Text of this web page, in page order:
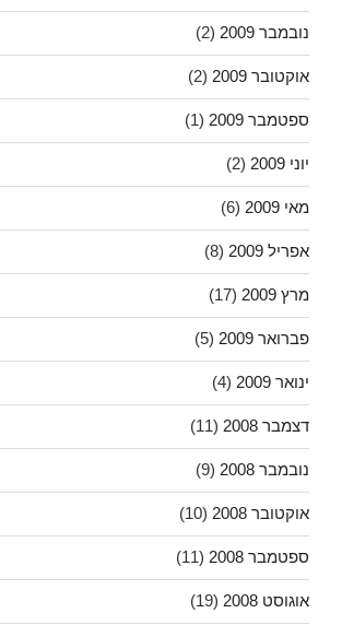
נובמבר 2009 (2)
אוקטובר 2009 (2)
ספטמבר 2009 (1)
יוני 2009 (2)
מאי 2009 (6)
אפריל 2009 (8)
מרץ 2009 (17)
פברואר 2009 (5)
ינואר 2009 (4)
דצמבר 2008 (11)
נובמבר 2008 (9)
אוקטובר 2008 (10)
ספטמבר 2008 (11)
אוגוסט 2008 (19)